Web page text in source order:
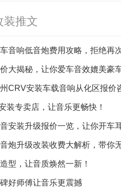
装推文
音响低音炮费用攻略，拒绝再
大揭秘，让你爱车音效媲美豪
CRV安装车载音响从化区报价
装专卖店，让音乐更畅快！
安装升级报价一览，让你开车
炮升级改装收费大解析，带你
型，让音质焕然一新！
好师傅让音乐更震撼